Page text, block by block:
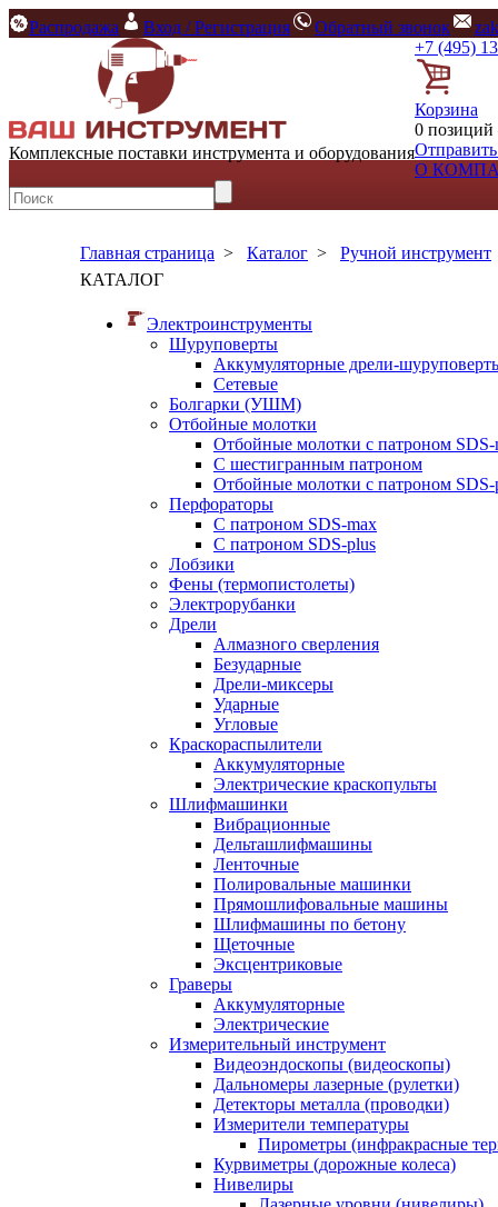
Распродажа Вход / Регистрация Обратный звонок
Комплексные поставки инструмента и оборудования
+7 (495)
Корзина
0 позиций
Отправить
О
Главная страница > Каталог > Ручной инструмент
КАТАЛОГ
Электроинструменты
Шуруповерты
Аккумуляторные дрели-
Сетевые
Болгарки (УШМ)
Отбойные молотки
Отбойные молотки с патроном SDS-
С шестигранным патроном
Отбойные молотки с патроном SDS-
Перфораторы
С патроном SDS-max
С патроном SDS-plus
Лобзики
Фены (термопистолеты)
Электрорубанки
Дрели
Алмазного сверления
Безударные
Дрели-миксеры
Ударные
Угловые
Краскораспылители
Аккумуляторные
Электрические краскопульты
Шлифмашинки
Вибрационные
Дельташлифмашины
Ленточные
Полировальные машинки
Прямошлифовальные машины
Шлифмашины по бетону
Щеточные
Эксцентриковые
Граверы
Аккумуляторные
Электрические
Измерительный инструмент
Видеоэндоскопы (видеоскопы)
Дальномеры лазерные (рулетки)
Детекторы металла (проводки)
Измерители температуры
Пирометры (инфракрасные
Курвиметры (дорожные колеса)
Нивелиры